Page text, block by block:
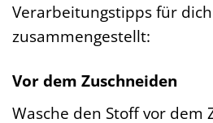
Verarbeitungstipps für dich
zusammengestellt:
Vor dem Zuschneiden
Wasche den Stoff vor dem